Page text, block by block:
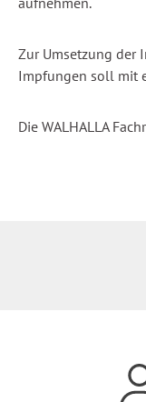
Zur Umsetzung der
Impfungen soll mit
Die WALHALLA